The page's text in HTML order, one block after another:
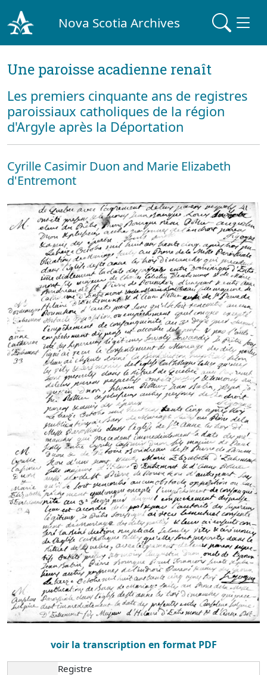
Nova Scotia Archives
Une paroisse acadienne renaît
Les premiers cinquante ans de registres
paroissiaux catholiques de la région
d'Argyle après la Déportation
Cyrille Casimir Duon and Marie Elizabeth
d'Entremont
voir la transcription en format PDF
Registre